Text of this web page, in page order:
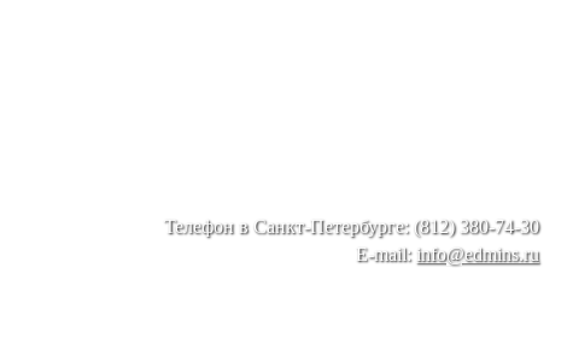
Телефон в Санкт-Петербурге: (812) 380-74-30
E-mail: info@edmins.ru